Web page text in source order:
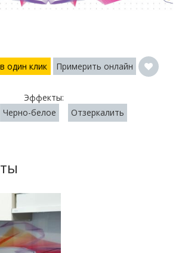
один клик Примерить онлайн
Эффекты:
Черно-белое Отзеркалить